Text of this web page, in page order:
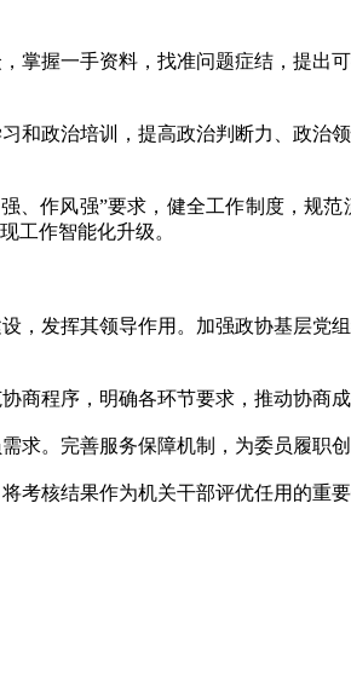
握一手资料，找准问题症结，提出
政治培训，提高政治判断力、政治
作风强”要求，健全工作制度，规范
工作智能化升级。
发挥其领导作用。加强政协基层党
程序，明确各环节要求，推动协商成
。完善服务保障机制，为委员履职创
核结果作为机关干部评优任用的重